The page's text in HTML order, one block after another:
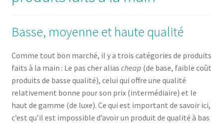
Basse, moyenne et haute qualité
Comme tout bon marché, il y a trois catégories de produits
faits à la main : Le pas cher alias cheap (de base, faible coût
produits de basse qualité), celui qui offre une qualité
relativement bonne pour son prix (intermédiaire) et le
haut de gamme (de luxe). Ce qui est important de savoir ici,
c’est qu’il est impossible d’avoir un produit de qualité à bas